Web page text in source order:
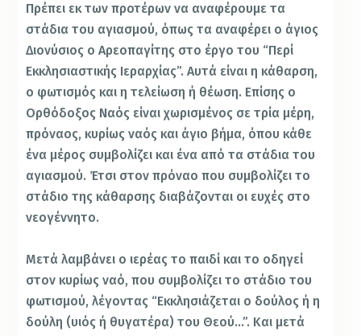
Πρέπει εκ των προτέρων να αναφέρουμε τα
στάδια του αγιασμού, όπως τα αναφέρει ο άγιος
Διονύσιος ο Αρεοπαγίτης στο έργο του “Περί
Εκκλησιαστικής Ιεραρχίας”. Αυτά είναι η κάθαρση,
ο φωτισμός και η τελείωση ή θέωση. Επίσης ο
Ορθόδοξος Ναός είναι χωρισμένος σε τρία μέρη,
πρόναος, κυρίως ναός και άγιο βήμα, όπου κάθε
ένα μέρος συμβολίζει και ένα από τα στάδια του
αγιασμού. Έτσι στον πρόναο που συμβολίζει το
στάδιο της κάθαρσης διαβάζονται οι ευχές στο
νεογέννητο.
Μετά λαμβάνει ο ιερέας το παιδί και το οδηγεί
στον κυρίως ναό, που συμβολίζει το στάδιο του
φωτισμού, λέγοντας “Εκκλησιάζεται ο δούλος ή η
δούλη (υιός ή θυγατέρα) του Θεού…”. Και μετά